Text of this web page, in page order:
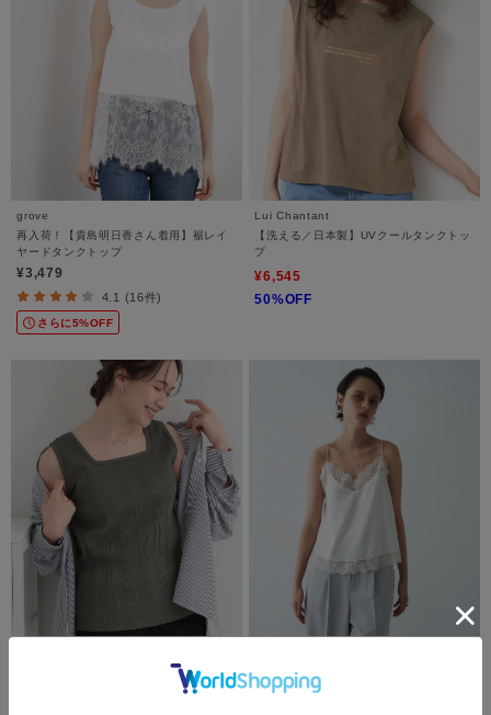
grove
再入荷！【貴島明日香さん着用】裾レイ
ヤードタンクトップ
¥3,479
4.1 (16件)
さらに5%OFF
Lui Chantant
【洗える／日本製】UVクールタンクトッ
プ
¥6,545
50%OFF
【前後2WAY/洗濯機可/S-LL】スクエア
ネックで小顔効果 ランダムテレコタンク
【手洗い可】サテンレースキャミソール
¥5,940